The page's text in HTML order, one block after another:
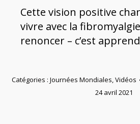
Cette vision positive
vivre avec la
renoncer – c’est
Catégories : Journées Mondiales,Vidéos
24 avril 2021